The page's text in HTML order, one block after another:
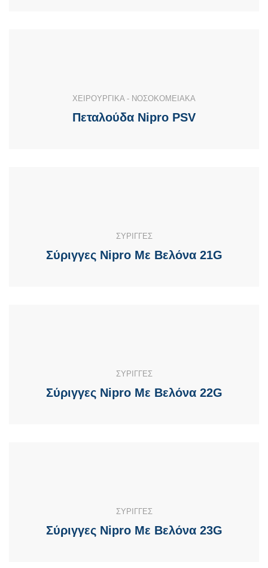
ΧΕΙΡΟΥΡΓΙΚΑ - ΝΟΣΟΚΟΜΕΙΑΚΑ
Πεταλούδα Nipro PSV
ΣΥΡΙΓΓΕΣ
Σύριγγες Nipro Με Βελόνα 21G
ΣΥΡΙΓΓΕΣ
Σύριγγες Nipro Με Βελόνα 22G
ΣΥΡΙΓΓΕΣ
Σύριγγες Nipro Με Βελόνα 23G